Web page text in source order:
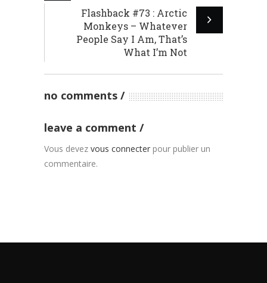
Flashback #73 : Arctic
Monkeys – Whatever
People Say I Am, That’s
What I’m Not
no comments
leave a comment
Vous devez vous connecter pour publier un
commentaire.